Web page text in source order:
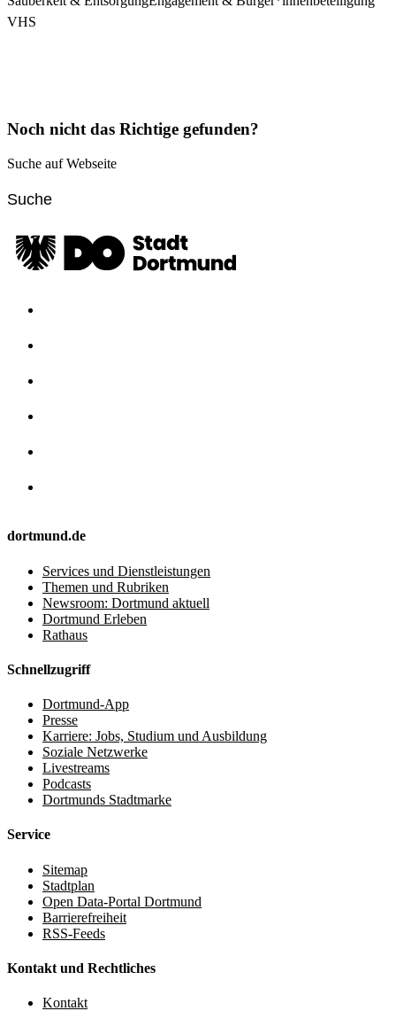
VHS
Noch nicht das Richtige gefunden?
Suche auf Webseite
dortmund.de
Services und Dienstleistungen
Themen und Rubriken
Newsroom: Dortmund aktuell
Dortmund Erleben
Rathaus
Schnellzugriff
Dortmund-App
Presse
Karriere: Jobs, Studium und Ausbildung
Soziale Netzwerke
Livestreams
Podcasts
Dortmunds Stadtmarke
Service
Sitemap
Stadtplan
Open Data-Portal Dortmund
Barrierefreiheit
RSS-Feeds
Kontakt und Rechtliches
Kontakt